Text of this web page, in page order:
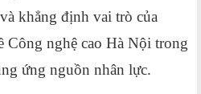
khẳng định vai trò của
Công nghệ cao Hà Nội trong
ứng nguồn nhân lực.